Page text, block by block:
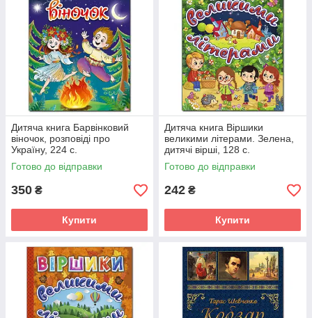
Дитяча книга Барвінковий
віночок, розповіді про
Україну, 224 с.
Готово до відправки
350 ₴
Купити
Дитяча книга Віршики
великими літерами. Зелена,
дитячі вірші, 128 с.
Готово до відправки
242 ₴
Купити